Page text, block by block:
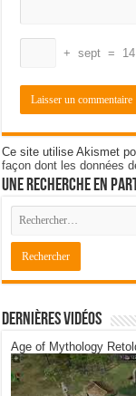
+ sept = 14
Ce site utilise Akismet
façon dont les données
Une recherche en
Dernières Vidéos
Age of Mythology